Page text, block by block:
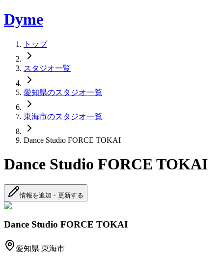
Dyme
トップ
スタジオ一覧
愛知県のスタジオ一覧
東海市のスタジオ一覧
Dance Studio FORCE TOKAI
Dance Studio FORCE TOKAI
情報を追加・更新する
Dance Studio FORCE TOKAI
愛知県 東海市